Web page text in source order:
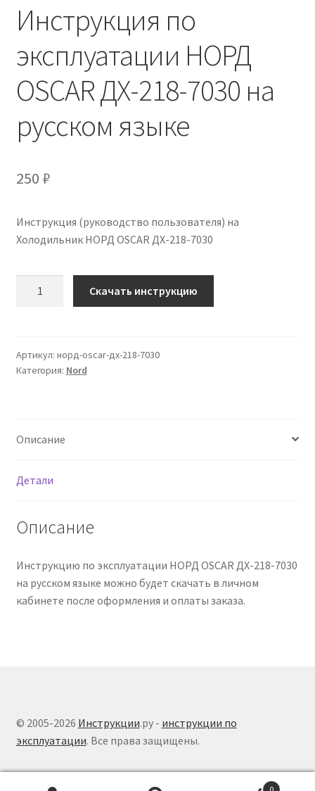
Инструкция по
эксплуатации НОРД
OSCAR ДХ-218-7030 на
русском языке
250 ₽
Инструкция (руководство пользователя) на
Холодильник НОРД OSCAR ДХ-218-7030
НОРД
OSCAR
русском
Скачать инструкцию
Артикул: норд-oscar-дх-218-7030
Категория: Nord
Описание
Детали
Описание
Инструкцию по эксплуатации НОРД OSCAR ДХ-218-7030
на русском языке можно будет скачать в личном
кабинете после оформления и оплаты заказа.
© 2005-2026 Инструкции.ру - инструкции по
эксплуатации. Все права защищены.